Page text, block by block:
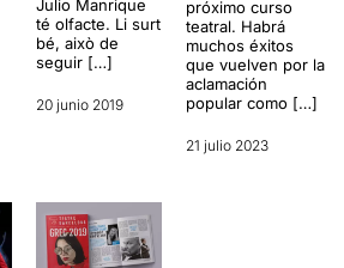
Julio Manrique
té olfacte. Li surt
bé, això de
seguir […]
20 junio 2019
próximo curso
teatral. Habrá
muchos éxitos
que vuelven por la
aclamación
popular como […]
21 julio 2023